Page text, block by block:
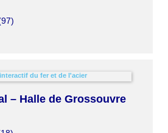
97)
– Halle de Grossouvre